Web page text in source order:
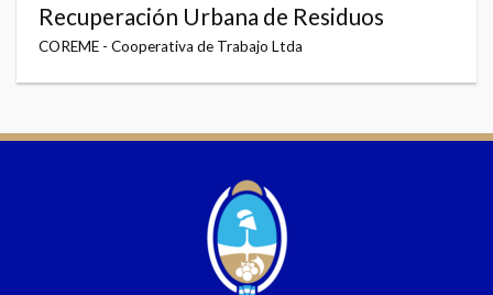
Recuperación Urbana de Residuos
COREME - Cooperativa de Trabajo Ltda